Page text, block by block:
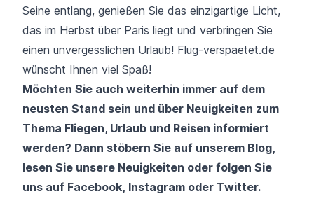
Seine entlang, genießen Sie das einzigartige Licht,
das im Herbst über Paris liegt und verbringen Sie
einen unvergesslichen Urlaub! Flug-verspaetet.de
wünscht Ihnen viel Spaß!
Möchten Sie auch weiterhin immer auf dem
neusten Stand sein und über Neuigkeiten zum
Thema Fliegen, Urlaub und Reisen informiert
werden? Dann stöbern Sie auf unserem Blog,
lesen Sie unsere Neuigkeiten oder folgen Sie
uns auf Facebook, Instagram oder Twitter.